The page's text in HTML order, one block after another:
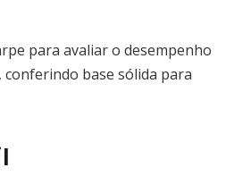
para avaliar o desempenho
base sólida para